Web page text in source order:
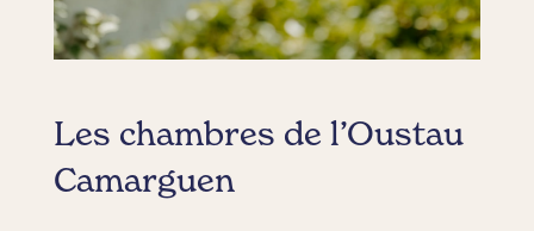
Les chambres de l’Oustau
Camarguen